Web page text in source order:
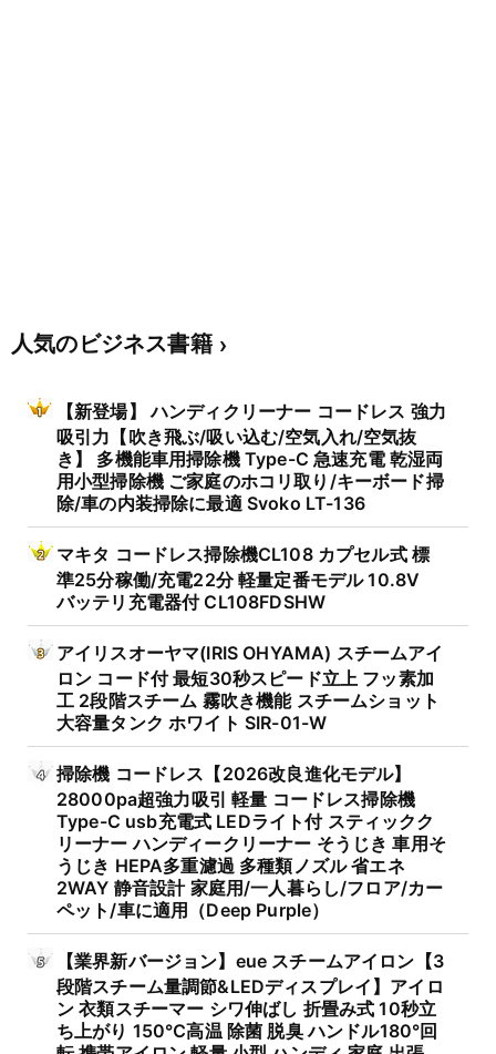
人気のビジネス書籍
【新登場】 ハンディクリーナー コードレス 強力
吸引力【吹き飛ぶ/吸い込む/空気入れ/空気抜
き】 多機能車用掃除機 Type-C 急速充電 乾湿両
用小型掃除機 ご家庭のホコリ取り/キーボード掃
除/車の内装掃除に最適 Svoko LT-136
マキタ コードレス掃除機CL108 カプセル式 標
準25分稼働/充電22分 軽量定番モデル 10.8V
バッテリ充電器付 CL108FDSHW
アイリスオーヤマ(IRIS OHYAMA) スチームアイ
ロン コード付 最短30秒スピード立上 フッ素加
工 2段階スチーム 霧吹き機能 スチームショット
大容量タンク ホワイト SIR-01-W
掃除機 コードレス【2026改良進化モデル】
28000pa超強力吸引 軽量 コードレス掃除機
Type-C usb充電式 LEDライト付 スティックク
リーナー ハンディークリーナー そうじき 車用そ
うじき HEPA多重濾過 多種類ノズル 省エネ
2WAY 静音設計 家庭用/一人暮らし/フロア/カー
ペット/車に適用（Deep Purple）
【業界新バージョン】eue スチームアイロン【3
段階スチーム量調節&LEDディスプレイ】アイロ
ン 衣類スチーマー シワ伸ばし 折畳み式 10秒立
ち上がり 150℃高温 除菌 脱臭 ハンドル180°回